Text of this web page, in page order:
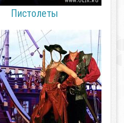
Пистолеты